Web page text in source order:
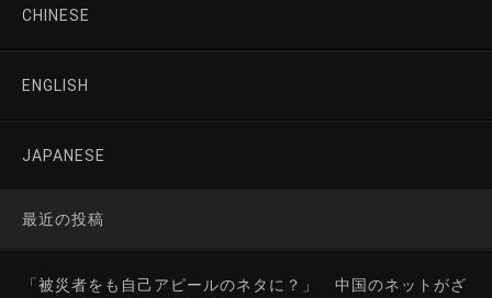
CHINESE
ENGLISH
JAPANESE
最近の投稿
「被災者をも自己アピールのネタに？」 中国のネットがざ